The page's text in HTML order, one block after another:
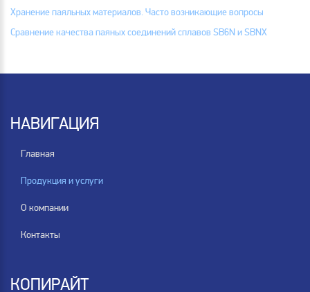
Хранение паяльных материалов. Часто возникающие вопросы
Сравнение качества паяных соединений сплавов SB6N и SBNX
НАВИГАЦИЯ
Главная
Продукция и услуги
О компании
Контакты
КОПИРАЙТ